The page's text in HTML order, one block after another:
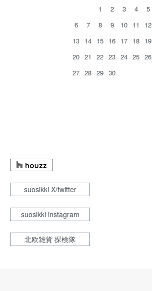
1
2 3 4
5
6
7 8 9 10 11
12
13 14 15 16 17 18 19
20 21 22 23 24 25 26
27 28 29 30
suosikki X/twitter
suosikki instagram
北欧雑貨 探検隊